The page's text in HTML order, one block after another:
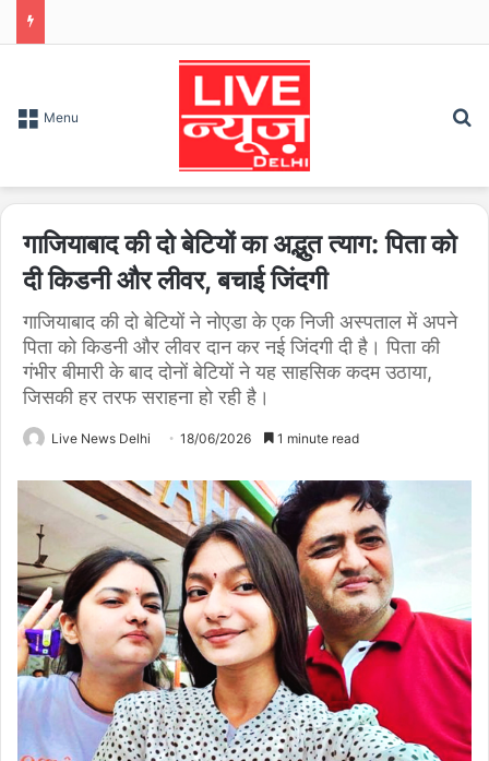
Menu
गाजियाबाद की दो बेटियों का अद्भुत त्याग: पिता को
दी किडनी और लीवर, बचाई जिंदगी
गाजियाबाद की दो बेटियों ने नोएडा के एक निजी अस्पताल में अपने
पिता को किडनी और लीवर दान कर नई जिंदगी दी है। पिता की
गंभीर बीमारी के बाद दोनों बेटियों ने यह साहसिक कदम उठाया,
जिसकी हर तरफ सराहना हो रही है।
Live News Delhi 18/06/2026 1 minute read